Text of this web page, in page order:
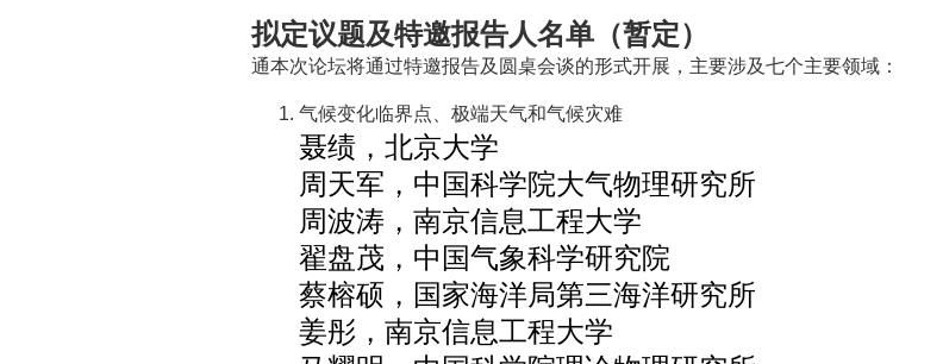
拟定议题及特邀报告人名单（暂定）
通本次论坛将通过特邀报告及圆桌会谈的形式开展，主要涉及七个主要领域：
气候变化临界点、极端天气和气候灾难
聂绩，北京大学
周天军，中国科学院大气物理研究所
周波涛，南京信息工程大学
翟盘茂，中国气象科学研究院
蔡榕硕，国家海洋局第三海洋研究所
姜彤，南京信息工程大学